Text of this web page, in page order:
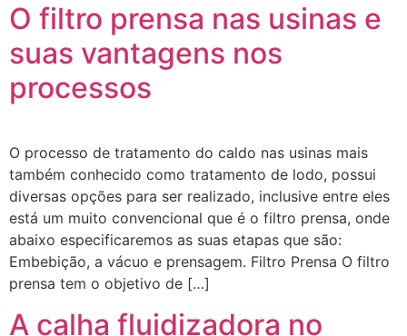
O filtro prensa nas usinas e
suas vantagens nos
processos
O processo de tratamento do caldo nas usinas mais
também conhecido como tratamento de lodo, possui
diversas opções para ser realizado, inclusive entre eles
está um muito convencional que é o filtro prensa, onde
abaixo especificaremos as suas etapas que são:
Embebição, a vácuo e prensagem. Filtro Prensa O filtro
prensa tem o objetivo de […]
A calha fluidizadora no